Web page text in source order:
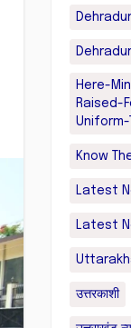
Here-
Raised-
Uniform-
Know
Latest
Latest
उत्तरकाशी